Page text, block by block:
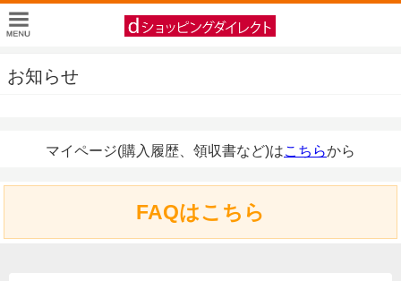
お知らせ
マイページ(購入履歴、領収書など)はこちらから
FAQはこちら